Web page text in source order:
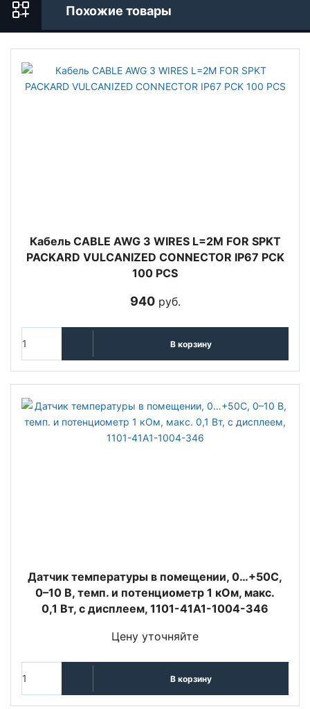
Похожие товары
Кабель CABLE AWG 3 WIRES L=2M FOR SPKT
PACKARD VULCANIZED CONNECTOR IP67 PCK
100 PCS
940руб.
В корзину
Датчик температуры в помещении, 0…+50C,
0–10 В, темп. и потенциометр 1 кОм, макс.
0,1 Вт, с дисплеем, 1101-41A1-1004-346
Цену уточняйте
В корзину